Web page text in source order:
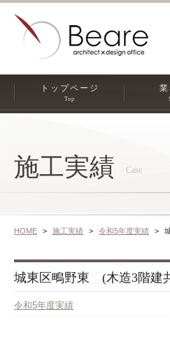
トップページ
Top
施工実績 Case
HOME 施工実績 令和5年度実績
城東区鴫野東 (木造3階建
令和5年度実績